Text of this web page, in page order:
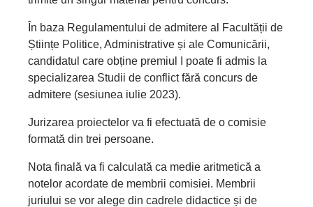
În baza Regulamentului de admitere al Facultății de
Științe Politice, Administrative și ale Comunicării,
candidatul care obține premiul I poate fi admis la
specializarea Studii de conflict fără concurs de
admitere (sesiunea iulie 2023).
Jurizarea proiectelor va fi efectuată de o comisie
formată din trei persoane.
Nota finală va fi calculată ca medie aritmetică a
notelor acordate de membrii comisiei. Membrii
juriului se vor alege din cadrele didactice și de